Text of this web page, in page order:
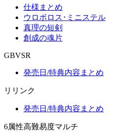
仕様まとめ
ウロボロス･ミニステル
真理の短剣
創成の魂片
GBVSR
発売日/特典内容まとめ
リリンク
発売日/特典内容まとめ
6属性高難易度マルチ